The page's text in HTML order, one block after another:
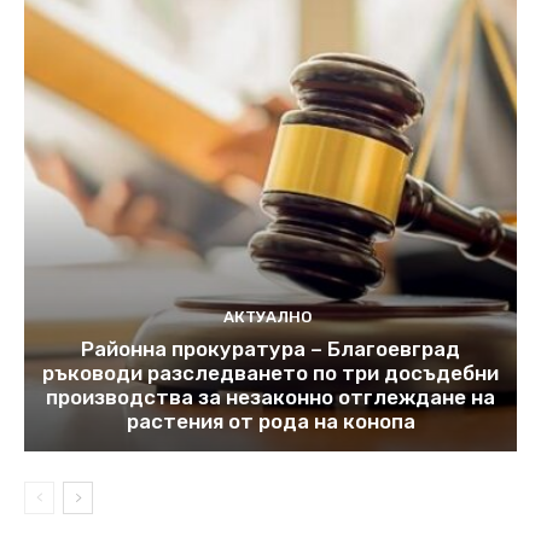
АКТУАЛНО
Районна прокуратура – Благоевград
ръководи разследването по три досъдебни
производства за незаконно отглеждане на
растения от рода на конопа